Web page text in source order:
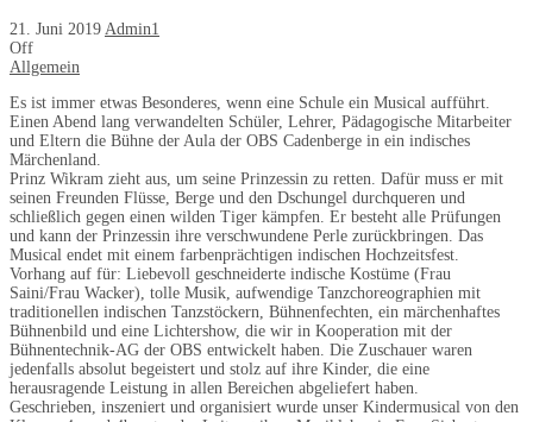
21. Juni 2019 Admin1
Off
Allgemein
Es ist immer etwas Besonderes, wenn eine Schule ein Musical aufführt.
Einen Abend lang verwandelten Schüler, Lehrer, Pädagogische Mitarbeiter
und Eltern die Bühne der Aula der OBS Cadenberge in ein indisches
Märchenland.
Prinz Wikram zieht aus, um seine Prinzessin zu retten. Dafür muss er mit
seinen Freunden Flüsse, Berge und den Dschungel durchqueren und
schließlich gegen einen wilden Tiger kämpfen. Er besteht alle Prüfungen
und kann der Prinzessin ihre verschwundene Perle zurückbringen. Das
Musical endet mit einem farbenprächtigen indischen Hochzeitsfest.
Vorhang auf für: Liebevoll geschneiderte indische Kostüme (Frau
Saini/Frau Wacker), tolle Musik, aufwendige Tanzchoreographien mit
traditionellen indischen Tanzstöckern, Bühnenfechten, ein märchenhaftes
Bühnenbild und eine Lichtershow, die wir in Kooperation mit der
Bühnentechnik-AG der OBS entwickelt haben. Die Zuschauer waren
jedenfalls absolut begeistert und stolz auf ihre Kinder, die eine
herausragende Leistung in allen Bereichen abgeliefert haben.
Geschrieben, inszeniert und organisiert wurde unser Kindermusical von den